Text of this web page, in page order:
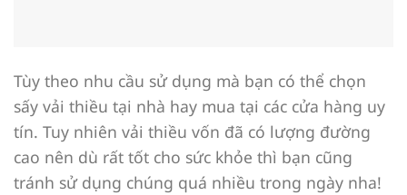
Tùy theo nhu cầu sử dụng mà bạn có thể chọn
sấy vải thiều tại nhà hay mua tại các cửa hàng uy
tín. Tuy nhiên vải thiều vốn đã có lượng đường
cao nên dù rất tốt cho sức khỏe thì bạn cũng
tránh sử dụng chúng quá nhiều trong ngày nha!